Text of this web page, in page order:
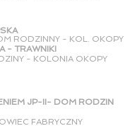
RODZINNY - KOL. OKOPY
- TRAWNIKI
- KOLONIA OKOPY
JP-II- DOM RODZIN
FABRYCZNY